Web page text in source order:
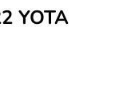
YOTA